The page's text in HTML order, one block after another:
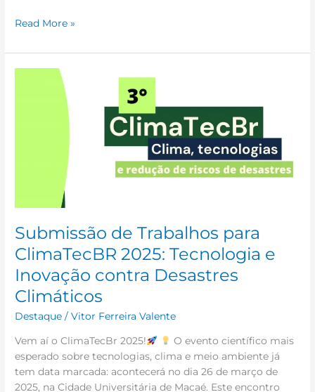
Read More »
Submissão de Trabalhos para
ClimaTecBR 2025: Tecnologia e
Inovação contra Desastres
Climáticos
Destaque /Vitor Ferreira Valente
Vem aí o ClimaTecBr 2025!
O evento científico mais
esperado sobre tecnologias, clima e meio ambiente já
tem data marcada: acontecerá no dia 26 de março de
2025, na Cidade Universitária de Macaé. Este encontro
Submissão
Tecnologia
Desastres
Climáticos